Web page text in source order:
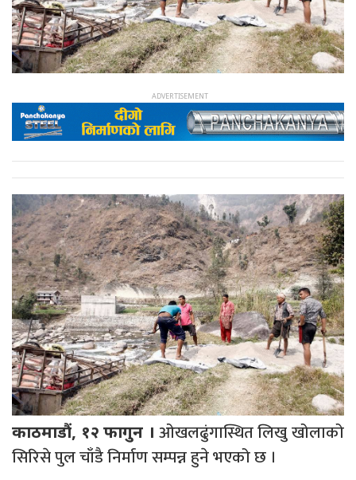
काठमाडौं, १२ फागुन । ओखलढुंगास्थित लिखु खोलाको
सिरिसे पुल चाँडै निर्माण सम्पन्न हुने भएको छ ।